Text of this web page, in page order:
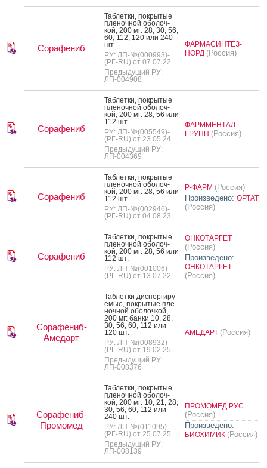
Сорафениб
Таб­летки, пок­ры­тые
пле­ноч­ной обо­лоч­
кой, 200 мг: 28, 30, 56,
60, 112, 120 или 240
шт.
РУ: ЛП-№(000993)-
(РГ-RU) от 07.07.22
Предыдущий РУ:
ЛП-004908
ФАРМАСИНТЕЗ-
НОРД (Россия)
Сорафениб
Таб­летки, пок­ры­тые
пле­ноч­ной обо­лоч­
кой, 200 мг: 28, 56 или
112 шт.
РУ: ЛП-№(005549)-
(РГ-RU) от 23.05.24
Предыдущий РУ:
ЛП-004369
ФАРММЕНТАЛ
ГРУПП (Россия)
Сорафениб
Таб­летки, пок­ры­тые
пле­ноч­ной обо­лоч­
кой, 200 мг: 28, 56 или
112 шт.
РУ: ЛП-№(002946)-
(РГ-RU) от 04.08.23
Р-ФАРМ (Россия)
Произведено: ОРТАТ
(Россия)
Сорафениб
Таб­летки, пок­ры­тые
пле­ноч­ной обо­лоч­
кой, 200 мг: 28, 56 или
112 шт.
РУ: ЛП-№(001006)-
(РГ-RU) от 13.07.22
ОНКОТАРГЕТ
(Россия)
Произведено:
ОНКОТАРГЕТ
(Россия)
Сорафениб-
Амедарт
Таб­летки дис­перги­ру­
емые, пок­ры­тые пле­
ноч­ной обо­лоч­кой,
200 мг: бан­ки 10, 28,
30, 56, 60, 112 или
120 шт.
РУ: ЛП-№(008932)-
(РГ-RU) от 19.02.25
Предыдущий РУ:
ЛП-008376
АМЕДАРТ (Россия)
Сорафениб-
Промомед
Таб­летки, пок­ры­тые
пле­ноч­ной обо­лоч­
кой, 200 мг: 10, 21, 28,
30, 56, 60, 112 или
240 шт.
РУ: ЛП-№(011095)-
(РГ-RU) от 25.07.25
Предыдущий РУ:
ЛП-008139
ПРОМОМЕД РУС
(Россия)
Произведено:
БИОХИМИК (Россия)